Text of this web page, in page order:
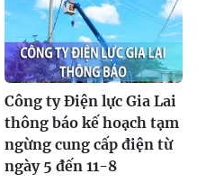
Công ty Điện lực Gia Lai
thông báo kế hoạch tạm
ngừng cung cấp điện từ
ngày 5 đến 11-8